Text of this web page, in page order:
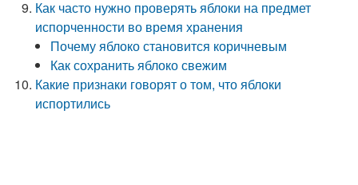
Как часто нужно проверять яблоки на предмет
испорченности во время хранения
Почему яблоко становится коричневым
Как сохранить яблоко свежим
Какие признаки говорят о том, что яблоки
испортились